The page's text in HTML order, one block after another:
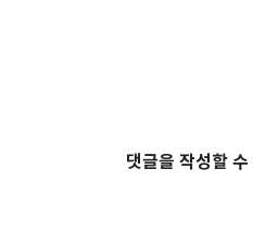
댓글을 작성할